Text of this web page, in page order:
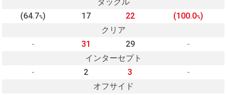
(64.7%) 17 22 (100.0%)
クリア
-
31 29
-
インターセプト
-
2 3
-
オフサイド